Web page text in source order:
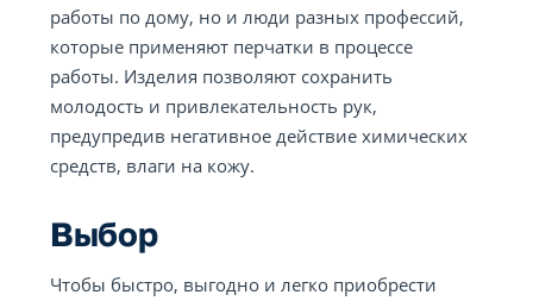
работы по дому, но и люди разных профессий,
которые применяют перчатки в процессе
работы. Изделия позволяют сохранить
молодость и привлекательность рук,
предупредив негативное действие химических
средств, влаги на кожу.
Выбор
Чтобы быстро, выгодно и легко приобрести